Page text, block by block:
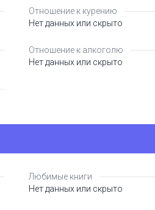
Отношение к курению
Нет данных или скрыто
Отношение к алкоголю
Нет данных или скрыто
Любимые книги
Нет данных или скрыто